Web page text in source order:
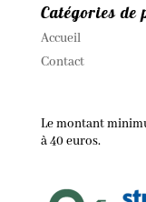
Catégories de
Accueil
Contact
Le montant
à 40 euros.